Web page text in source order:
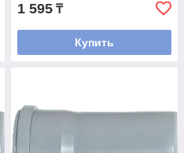
1 595 ₸
Купить